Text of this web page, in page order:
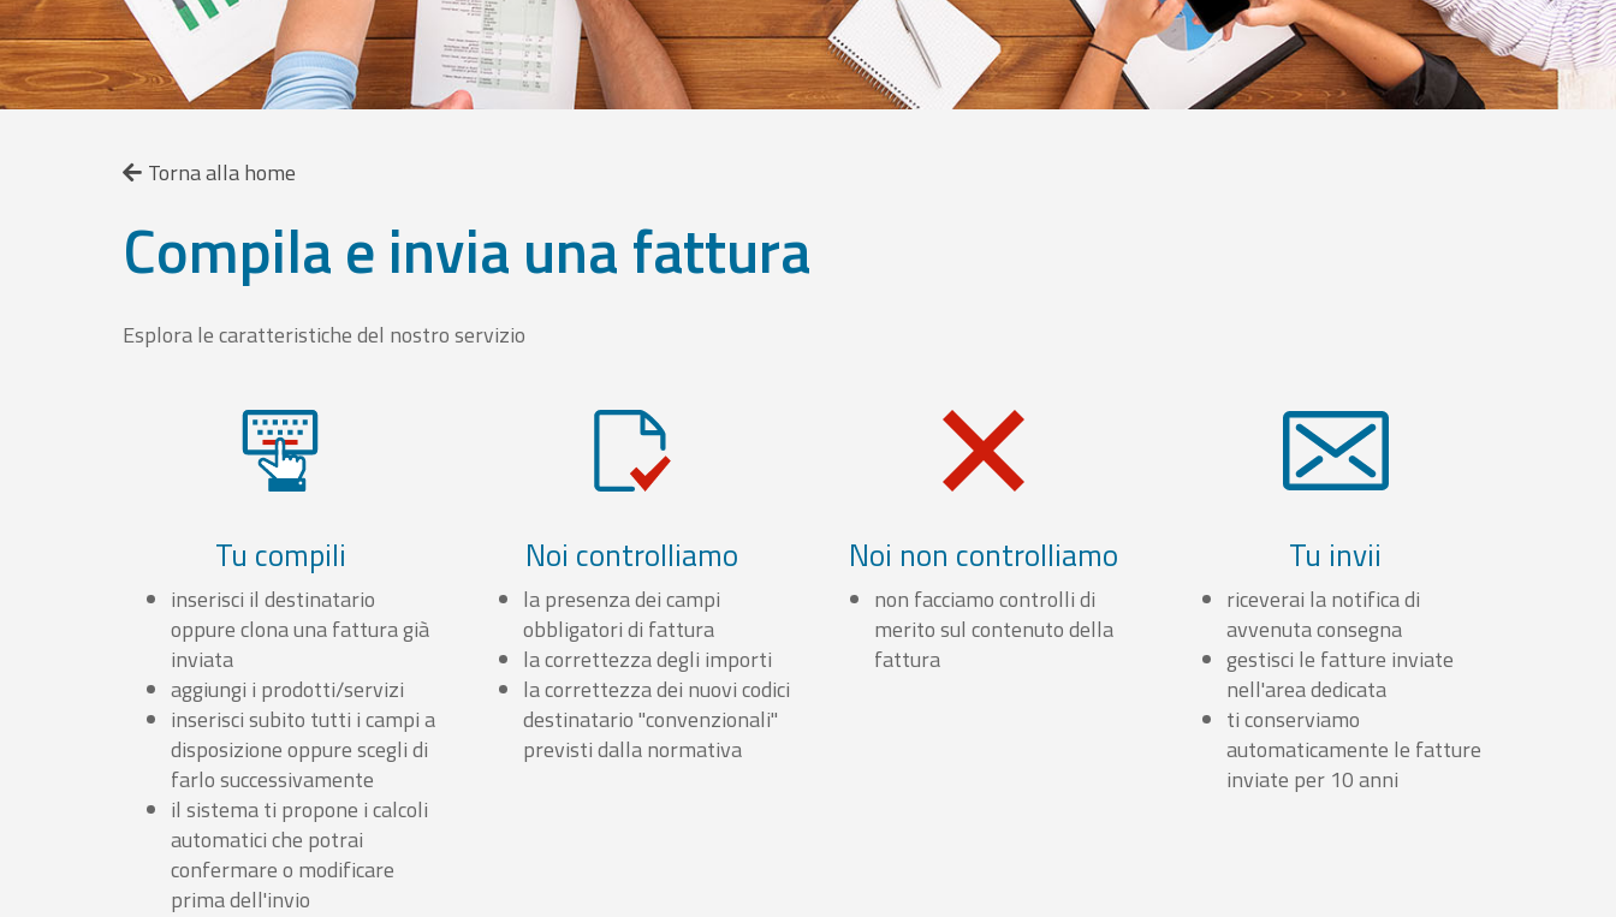
Torna alla home
Compila e invia una fattura
Esplora le caratteristiche del nostro servizio
Tu compili
inserisci il destinatario
oppure clona una fattura già
inviata
aggiungi i prodotti/servizi
inserisci subito tutti i campi a
disposizione oppure scegli di
farlo successivamente
il sistema ti propone i calcoli
automatici che potrai
confermare o modificare
prima dell'invio
Noi controlliamo
la presenza dei campi
obbligatori di fattura
la correttezza degli importi
la correttezza dei nuovi codici
destinatario "convenzionali"
previsti dalla normativa
Noi non controlliamo
non facciamo controlli di
merito sul contenuto della
fattura
Tu invii
riceverai la notifica di
avvenuta consegna
gestisci le fatture inviate
nell'area dedicata
ti conserviamo
automaticamente le fatture
inviate per 10 anni